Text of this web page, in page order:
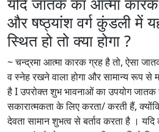
और षष्ठ्यांश वर्ग कुंडली में
स्थित हो तो क्या होगा ?
~ चन्द्रमा आत्मा कारक ग्रह है तो, ऐसा
व स्नेह रखने वाला होगा और सामान्य रूप से
है I उपरोक्त शुभ भावनाओं का उपयोग
सकारात्मकता के लिए करता/ करती हैं,
देवता सामान शुभत्व से बर्ताव करता है ।